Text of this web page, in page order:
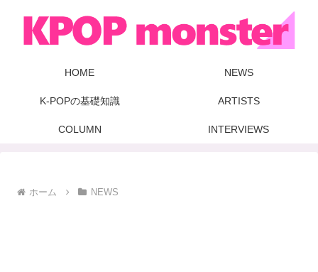
HOME NEWS
K-POPの基礎知識 ARTISTS
COLUMN INTERVIEWS
ホーム NEWS